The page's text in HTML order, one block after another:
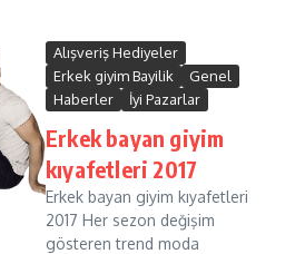
Alışveriş Hediyeler
Erkek giyim Bayilik
Genel
Haberler
İyi Pazarlar
Erkek bayan giyim
kıyafetleri 2017
Erkek bayan giyim kıyafetleri
2017 Her sezon değişim
gösteren trend moda